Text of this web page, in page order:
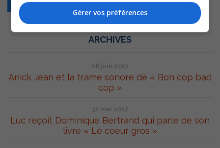
Retour
ARCHIVES
28 juin 2017
Anick Jean et la trame sonore de « Bon cop bad
cop »
31 mai 2017
Luc reçoit Dominique Bertrand qui parle de son
livre « Le coeur gros »
Gérer vos préférences